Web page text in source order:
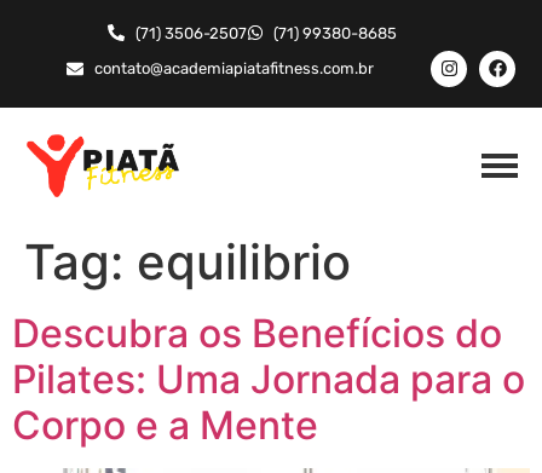
(71) 3506-2507
(71) 99380-8685
contato@academiapiatafitness.com.br
Tag: equilibrio
Descubra os Benefícios do
Pilates: Uma Jornada para o
Corpo e a Mente